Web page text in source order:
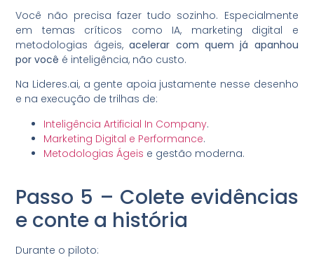
Você não precisa fazer tudo sozinho. Especialmente
em temas críticos como IA, marketing digital e
metodologias ágeis,acelerar com quem já apanhou
por você é inteligência, não custo.
Na Lideres.ai, a gente apoia justamente nesse desenho
e na execução de trilhas de:
Inteligência Artificial In Company.
Marketing Digital e Performance.
Metodologias Ágeis e gestão moderna.
Passo 5 – Colete evidências
e conte a história
Durante o piloto: